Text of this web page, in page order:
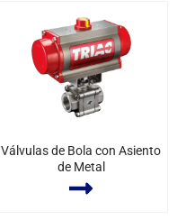
Válvulas de Bola con Asiento
de Metal